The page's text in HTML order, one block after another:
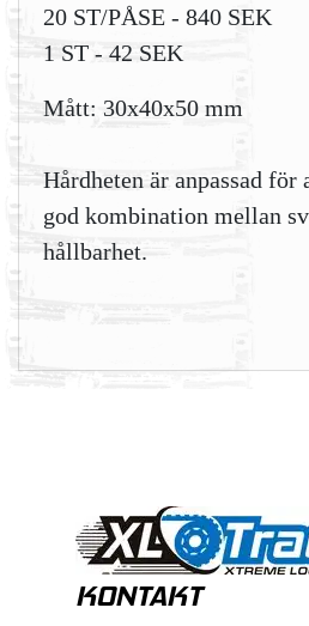
20 ST/PÅSE - 840 SEK
1 ST - 42 SEK
Mått: 30x40x50 mm
Hårdheten är anpassad för
god kombination mellan
hållbarhet.
KONTAKT